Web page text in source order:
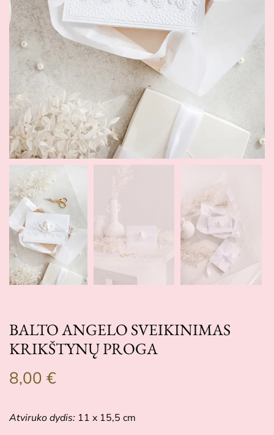
BALTO ANGELO SVEIKINIMAS
KRIKŠTYNŲ PROGA
8,00 €
Atviruko dydis: 11 x 15,5 cm